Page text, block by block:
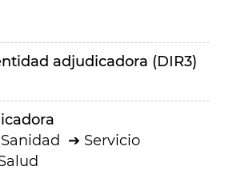
adjudicadora (DIR3)
Servicio